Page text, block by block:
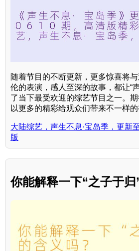
随着节目的不断更新，更多惊喜将
伦的表演，感人至深的故事，都让“
了当下最受欢迎的综艺节目之一。期
以更多的精彩给观众们带来不一样的
大陆综艺，声生不息·宝岛季，更新
版
你能解释一下“之子于归